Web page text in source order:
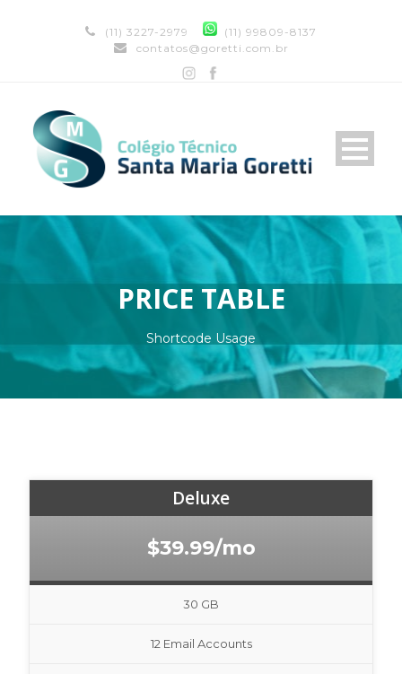
(11) 3227-2979
(11) 99809-8137
contatos@goretti.com.br
PRICE TABLE
Shortcode Usage
Deluxe
$39.99/mo
30 GB
12 Email Accounts